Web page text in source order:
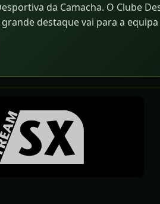
da Camacha. O Clube
destaque vai para a
ainda para as outras
apresentando boas